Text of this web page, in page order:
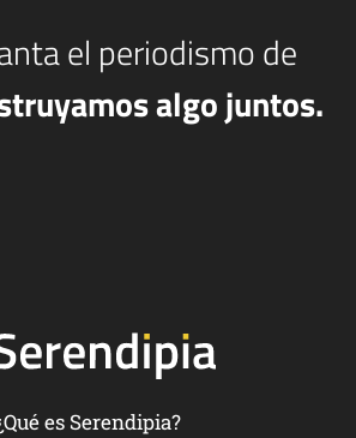
el periodismo de
algo juntos.
es Serendipia?